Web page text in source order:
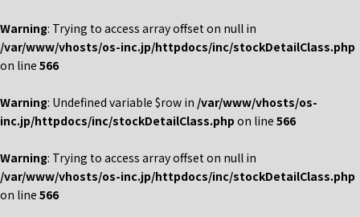
Warning: Trying to access array offset on null in
/var/www/vhosts/os-inc.jp/httpdocs/inc/stockDetailClass.php
on line 566
Warning: Undefined variable $row in /var/www/vhosts/os-
inc.jp/httpdocs/inc/stockDetailClass.php on line 566
Warning: Trying to access array offset on null in
/var/www/vhosts/os-inc.jp/httpdocs/inc/stockDetailClass.php
on line 566